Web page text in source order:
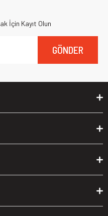
İçin Kayıt Olun
GÖNDER